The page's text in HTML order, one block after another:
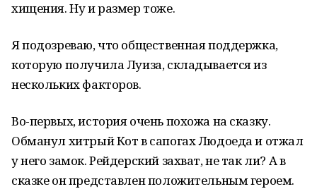
хищения. Ну и размер тоже.
Я подозреваю, что общественная поддержка,
которую получила Луиза, складывается из
нескольких факторов.
Во-первых, история очень похожа на сказку.
Обманул хитрый Кот в сапогах Людоеда и отжал
у него замок. Рейдерский захват, не так ли? А в
сказке он представлен положительным героем.